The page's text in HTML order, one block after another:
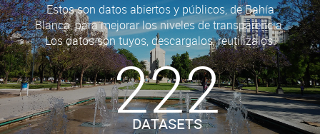
Estos son datos abiertos y públicos, de Bahía
Blanca, para mejorar los niveles de transparencia.
Los datos son tuyos, descargalos, reutilizalos.
222
DATASETS